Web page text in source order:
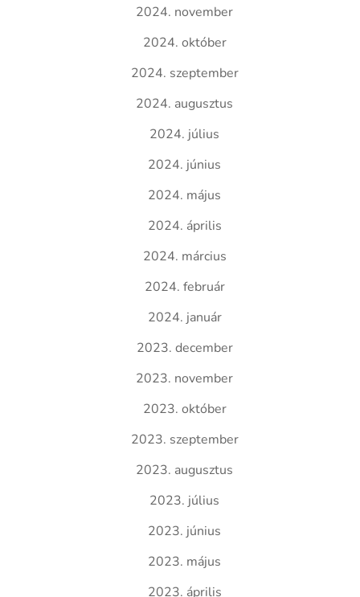
2024. november
2024. október
2024. szeptember
2024. augusztus
2024. július
2024. június
2024. május
2024. április
2024. március
2024. február
2024. január
2023. december
2023. november
2023. október
2023. szeptember
2023. augusztus
2023. július
2023. június
2023. május
2023. április